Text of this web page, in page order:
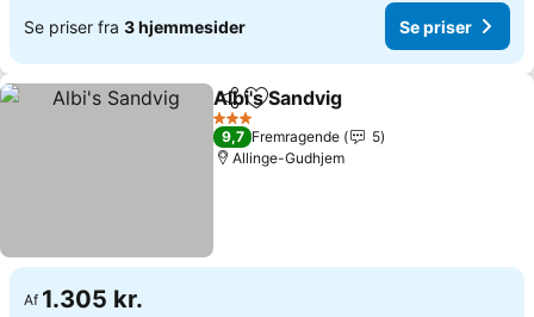
Se priser fra 3 hjemmesider Se priser
Del Føj til favoritter
Albi's Sandvig
3 Stjerner
9,7 Fremragende
5
Allinge-Gudhjem
Af 1.305 kr.